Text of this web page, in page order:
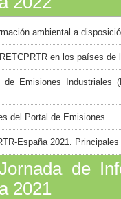
ambiental a
en los países de
Emisiones Industriales
del Portal de Emisiones
España 2021.
de
2021